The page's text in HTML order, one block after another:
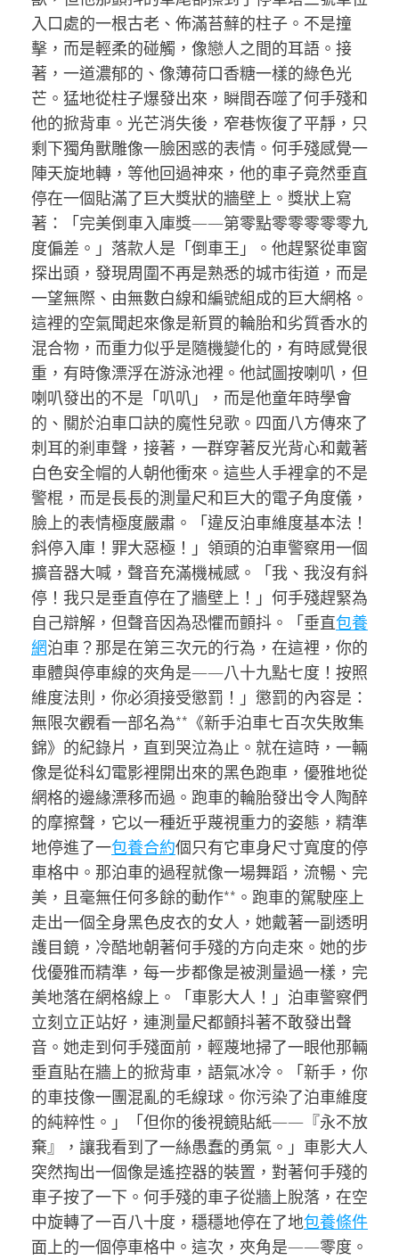
入口處的一根古老、佈滿苔蘚的柱子。不是撞
擊，而是輕柔的碰觸，像戀人之間的耳語。接
著，一道濃郁的、像薄荷口香糖一樣的綠色光
芒。猛地從柱子爆發出來，瞬間吞噬了何手殘和
他的掀背車。光芒消失後，窄巷恢復了平靜，只
剩下獨角獸雕像一臉困惑的表情。何手殘感覺一
陣天旋地轉，等他回過神來，他的車子竟然垂直
停在一個貼滿了巨大獎狀的牆壁上。獎狀上寫
著：「完美倒車入庫獎——第零點零零零零零九
度偏差。」落款人是「倒車王」。他趕緊從車窗
探出頭，發現周圍不再是熟悉的城市街道，而是
一望無際、由無數白線和編號組成的巨大網格。
這裡的空氣聞起來像是新買的輪胎和劣質香水的
混合物，而重力似乎是隨機變化的，有時感覺很
重，有時像漂浮在游泳池裡。他試圖按喇叭，但
喇叭發出的不是「叭叭」，而是他童年時學會
的、關於泊車口訣的魔性兒歌。四面八方傳來了
刺耳的剎車聲，接著，一群穿著反光背心和戴著
白色安全帽的人朝他衝來。這些人手裡拿的不是
警棍，而是長長的測量尺和巨大的電子角度儀，
臉上的表情極度嚴肅。「違反泊車維度基本法！
斜停入庫！罪大惡極！」領頭的泊車警察用一個
擴音器大喊，聲音充滿機械感。「我、我沒有斜
停！我只是垂直停在了牆壁上！」何手殘趕緊為
自己辯解，但聲音因為恐懼而顫抖。「垂直包養
網泊車？那是在第三次元的行為，在這裡，你的
車體與停車線的夾角是——八十九點七度！按照
維度法則，你必須接受懲罰！」懲罰的內容是：
無限次觀看一部名為**《新手泊車七百次失敗集
錦》的紀錄片，直到哭泣為止。就在這時，一輛
像是從科幻電影裡開出來的黑色跑車，優雅地從
網格的邊緣漂移而過。跑車的輪胎發出令人陶醉
的摩擦聲，它以一種近乎蔑視重力的姿態，精準
地停進了一包養合約個只有它車身尺寸寬度的停
車格中。那泊車的過程就像一場舞蹈，流暢、完
美，且毫無任何多餘的動作**。跑車的駕駛座上
走出一個全身黑色皮衣的女人，她戴著一副透明
護目鏡，冷酷地朝著何手殘的方向走來。她的步
伐優雅而精準，每一步都像是被測量過一樣，完
美地落在網格線上。「車影大人！」泊車警察們
立刻立正站好，連測量尺都顫抖著不敢發出聲
音。她走到何手殘面前，輕蔑地掃了一眼他那輛
垂直貼在牆上的掀背車，語氣冰冷。「新手，你
的車技像一團混亂的毛線球。你污染了泊車維度
的純粹性。」「但你的後視鏡貼紙——『永不放
棄』，讓我看到了一絲愚蠢的勇氣。」車影大人
突然掏出一個像是遙控器的裝置，對著何手殘的
車子按了一下。何手殘的車子從牆上脫落，在空
中旋轉了一百八十度，穩穩地停在了地包養條件
面上的一個停車格中。這次，夾角是——零度。